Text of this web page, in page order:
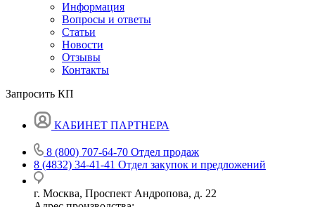
Информация
Вопросы и ответы
Статьи
Новости
Отзывы
Контакты
Запросить КП
КАБИНЕТ ПАРТНЕРА
8 (800) 707-64-70 Отдел продаж
8 (4832) 34-41-41 Отдел закупок и предложений
г. Москва, Проспект Андропова, д. 22